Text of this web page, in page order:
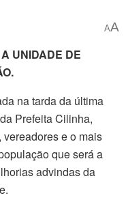
AA
UNIDADE DE
na tarda da última
Prefeita Cilinha,
e o mais
que será a
advindas da